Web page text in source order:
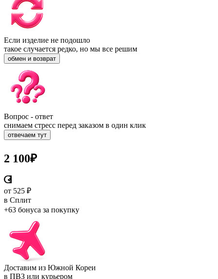
Если изделие не подошло
такое случается редко, но мы все решим
обмен и возврат
Вопрос - ответ
снимаем стресс перед заказом в один клик
отвечаем тут
2 100₽
от 525 ₽
в Сплит
+63 бонуса за покупку
Доставим из Южной Кореи
в ПВЗ или курьером